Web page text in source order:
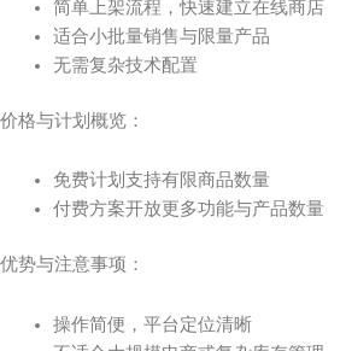
简单上架流程，快速建立在线商店
适合小批量销售与限量产品
无需复杂技术配置
价格与计划概览：
免费计划支持有限商品数量
付费方案开放更多功能与产品数量
优势与注意事项：
操作简便，平台定位清晰